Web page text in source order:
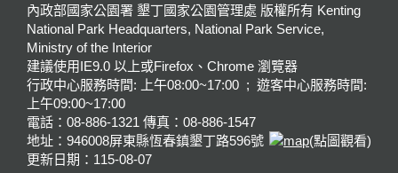
內政部國家公園署 墾丁國家公園管理處 版權所有 Kenting
National Park Headquarters, National Park Service,
Ministry of the Interior
建議使用IE9.0 以上或Firefox、Chrome 瀏覽器
行政中心服務時間: 上午08:00~17:00 ; 遊客中心服務時間:
上午09:00~17:00
電話：08-886-1321 傳真：08-886-1547
地址：946008屏東縣恆春鎮墾丁路596號
(點圖觀看)
更新日期： 115-08-07